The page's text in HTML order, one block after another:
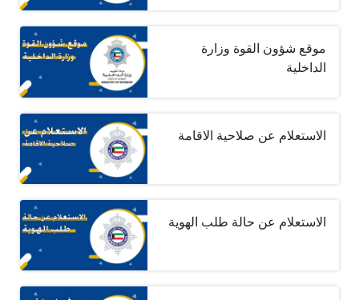
موقع شؤون القوة وزارة
الداخلية
الاستعلام عن صلاحية الاقامة
الاستعلام عن حالة طلب الهوية